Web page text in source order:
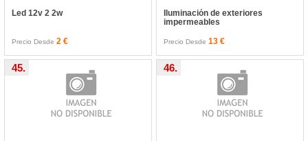
Led 12v 2 2w
Precio Desde2 €
Iluminación de exteriores
impermeables
Precio Desde 13 €
45. 46.